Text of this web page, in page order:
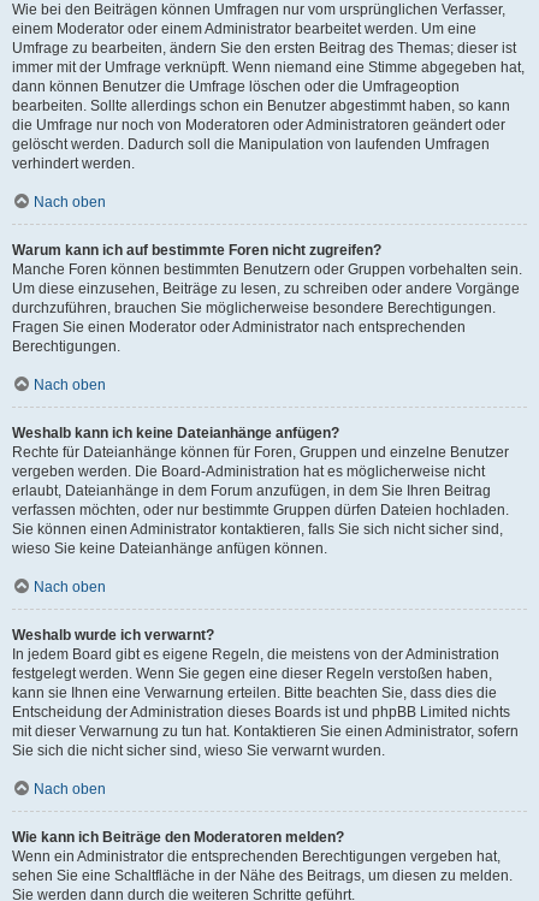
Wie bei den Beiträgen können Umfragen nur vom ursprünglichen Verfasser,
einem Moderator oder einem Administrator bearbeitet werden. Um eine
Umfrage zu bearbeiten, ändern Sie den ersten Beitrag des Themas; dieser ist
immer mit der Umfrage verknüpft. Wenn niemand eine Stimme abgegeben hat,
dann können Benutzer die Umfrage löschen oder die Umfrageoption
bearbeiten. Sollte allerdings schon ein Benutzer abgestimmt haben, so kann
die Umfrage nur noch von Moderatoren oder Administratoren geändert oder
gelöscht werden. Dadurch soll die Manipulation von laufenden Umfragen
verhindert werden.
Nach oben
Warum kann ich auf bestimmte Foren nicht zugreifen?
Manche Foren können bestimmten Benutzern oder Gruppen vorbehalten sein.
Um diese einzusehen, Beiträge zu lesen, zu schreiben oder andere Vorgänge
durchzuführen, brauchen Sie möglicherweise besondere Berechtigungen.
Fragen Sie einen Moderator oder Administrator nach entsprechenden
Berechtigungen.
Nach oben
Weshalb kann ich keine Dateianhänge anfügen?
Rechte für Dateianhänge können für Foren, Gruppen und einzelne Benutzer
vergeben werden. Die Board-Administration hat es möglicherweise nicht
erlaubt, Dateianhänge in dem Forum anzufügen, in dem Sie Ihren Beitrag
verfassen möchten, oder nur bestimmte Gruppen dürfen Dateien hochladen.
Sie können einen Administrator kontaktieren, falls Sie sich nicht sicher sind,
wieso Sie keine Dateianhänge anfügen können.
Nach oben
Weshalb wurde ich verwarnt?
In jedem Board gibt es eigene Regeln, die meistens von der Administration
festgelegt werden. Wenn Sie gegen eine dieser Regeln verstoßen haben,
kann sie Ihnen eine Verwarnung erteilen. Bitte beachten Sie, dass dies die
Entscheidung der Administration dieses Boards ist und phpBB Limited nichts
mit dieser Verwarnung zu tun hat. Kontaktieren Sie einen Administrator, sofern
Sie sich die nicht sicher sind, wieso Sie verwarnt wurden.
Nach oben
Wie kann ich Beiträge den Moderatoren melden?
Wenn ein Administrator die entsprechenden Berechtigungen vergeben hat,
sehen Sie eine Schaltfläche in der Nähe des Beitrags, um diesen zu melden.
Sie werden dann durch die weiteren Schritte geführt.